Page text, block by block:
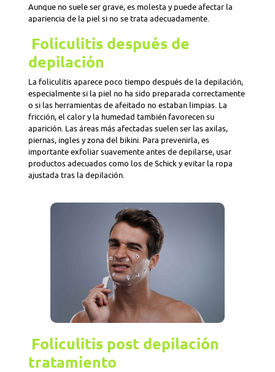
Aunque no suele ser grave, es molesta y puede afectar la
apariencia de la piel si no se trata adecuadamente.
Foliculitis después de
depilación
La foliculitis aparece poco tiempo después de la depilación,
especialmente si la piel no ha sido preparada correctamente
o si las herramientas de afeitado no estaban limpias. La
fricción, el calor y la humedad también favorecen su
aparición. Las áreas más afectadas suelen ser las axilas,
piernas, ingles y zona del bikini. Para prevenirla, es
importante exfoliar suavemente antes de depilarse, usar
productos adecuados como los de Schick y evitar la ropa
ajustada tras la depilación.
Foliculitis post depilación
tratamiento